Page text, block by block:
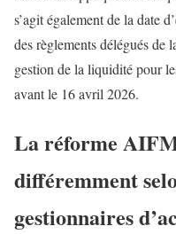
s’agit également de la date
des règlements délégués de
gestion de la liquidité pour
avant le 16 avril 2026.
La réforme
différemment
gestionnaires